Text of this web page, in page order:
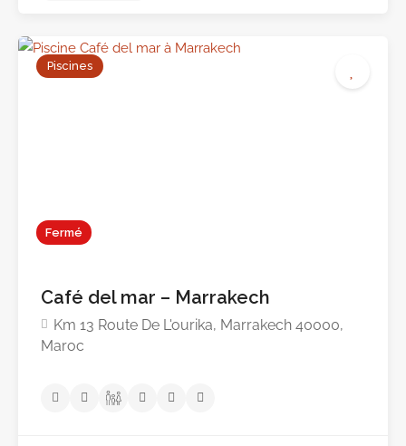
Fermé
Piscines
Café del mar – Marrakech
Km 13 Route De L'ourika, Marrakech 40000,
Maroc